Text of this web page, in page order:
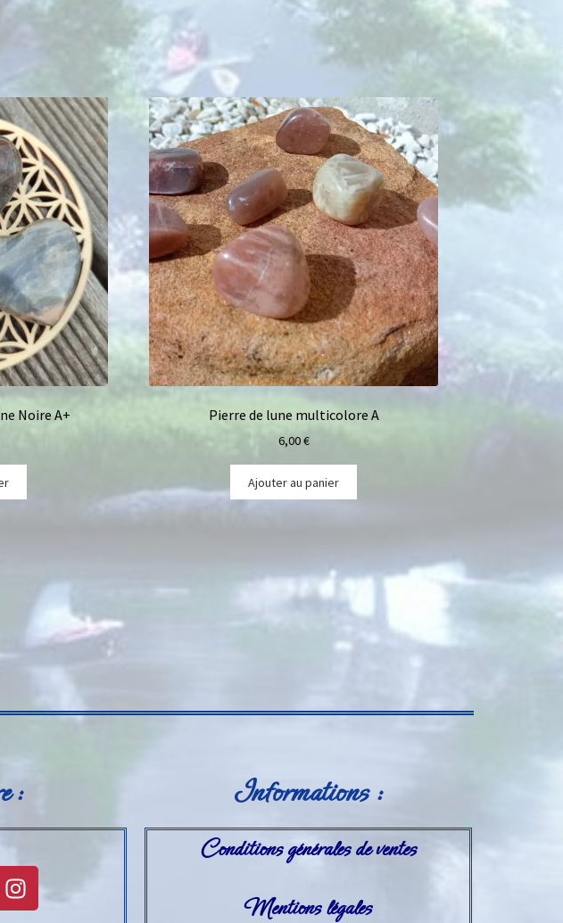
Noire A+ Pierre de lune multicolore A
6,00€
Ajouter au panier
: Informations :
Conditions générales de ventes
Mentions légales